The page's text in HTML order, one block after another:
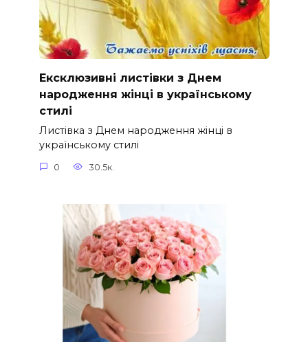
Ексклюзивні листівки з Днем
народження жінці в українському
стилі
Листівка з Днем народження жінці в
українському стилі
0 30.5к.